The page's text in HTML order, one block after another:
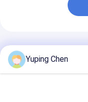
추천된 제품
Yuping Chen